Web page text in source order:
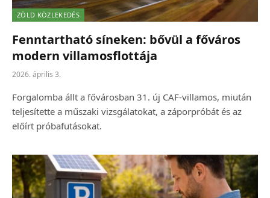
ZÖLD KÖZLEKEDÉS
Fenntartható síneken: bővül a főváros
modern villamosflottája
2026. április 3.
Forgalomba állt a fővárosban 31. új CAF-villamos, miután
teljesítette a műszaki vizsgálatokat, a záporpróbát és az
előírt próbafutásokat.